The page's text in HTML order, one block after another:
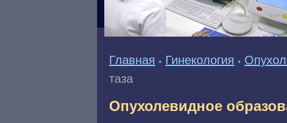
Главная • Гинекология •
таза
Опухолевидное